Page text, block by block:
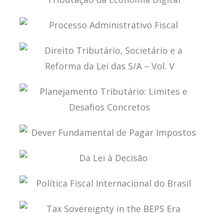
TRIBUTAÇÃO DA ECONOMIA DIGITAL
PROCESSO ADMINISTRATIVO FISCAL
DIREITO TRIBUTÁRIO, SOCIETÁRIO E A REFORMA
DA LEI DAS S/A – VOL. V
PLANEJAMENTO TRIBUTÁRIO: LIMITES E
DESAFIOS CONCRETOS
DEVER FUNDAMENTAL DE PAGAR IMPOSTOS
DA LEI À DECISÃO
POLÍTICA FISCAL INTERNACIONAL DO BRASIL